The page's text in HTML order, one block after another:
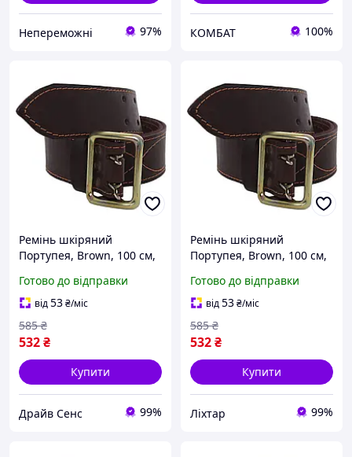
Непереможні 97% КОМБАТ 100%
Ремінь шкіряний
Портупея, Brown, 100 см,
Готово до відправки
від53₴/міс
532₴
585 ₴
Купити
Драйв Сенс 99%
Ремінь шкіряний
Портупея, Brown, 100 см,
Готово до відправки
від53₴/міс
532₴
585 ₴
Купити
Ліхтар 99%